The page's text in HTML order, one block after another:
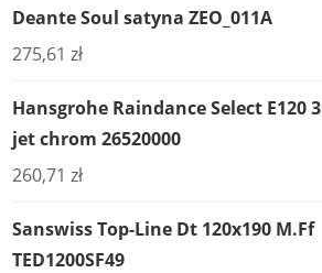
Deante Soul satyna ZEO_011A
275,61 zł
Hansgrohe Raindance Select E120 3
jet chrom 26520000
260,71 zł
Sanswiss Top-Line Dt 120x190 M.Ff
TED1200SF49